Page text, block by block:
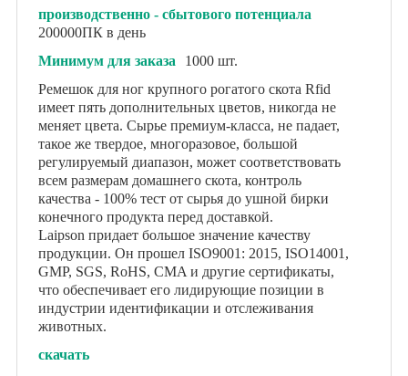
производственно - сбытового потенциала
200000ПК в день
Минимум для заказа
1000 шт.
Ремешок для ног крупного рогатого скота Rfid
имеет пять дополнительных цветов, никогда не
меняет цвета. Сырье премиум-класса, не падает,
такое же твердое, многоразовое, большой
регулируемый диапазон, может соответствовать
всем размерам домашнего скота, контроль
качества - 100% тест от сырья до ушной бирки
конечного продукта перед доставкой.
Laipson придает большое значение качеству
продукции. Он прошел ISO9001: 2015, ISO14001,
GMP, SGS, RoHS, CMA и другие сертификаты,
что обеспечивает его лидирующие позиции в
индустрии идентификации и отслеживания
животных.
скачать